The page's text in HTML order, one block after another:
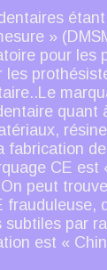
»
pour les
les
quant
fabrication
CE est
peut
frauduleuse,
par
est «